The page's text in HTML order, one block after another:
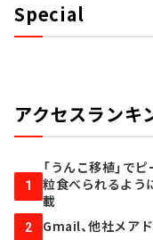
Special
アクセスランキ
1
「うんこ移植」で
粒食べられるよ
載
2 Gmail、他社メア